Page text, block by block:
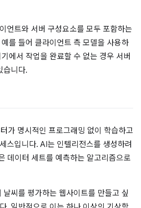
언트와 서버 구성요소를 모두 포함하는
를 들어 클라이언트 측 모델을 사용하
에서 작업을 완료할 수 없는 경우 서버
습니다.
가 명시적인 프로그래밍 없이 학습하고
스입니다. AI는 인텔리전스를 생성하려
데이터 세트를 예측하는 알고리즘으로
날씨를 평가하는 웹사이트를 만들고 싶